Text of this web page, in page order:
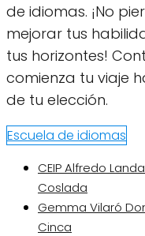
de idiomas. ¡No
mejorar tus
tus horizontes!
comienza tu viaje
de tu elección.
Escuela de idiomas
CEIP Alfredo
Coslada
Gemma Vilaró
Cinca